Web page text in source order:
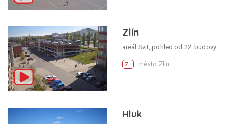
Zlín
areál Svit, pohled od 22. budovy
ZL město Zlín
Hluk